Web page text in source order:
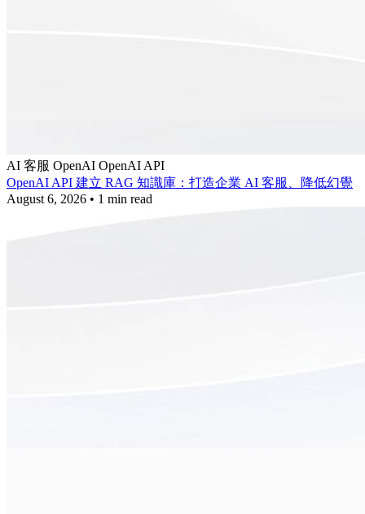
AI 客服 OpenAI OpenAI API
OpenAI API 建立 RAG 知識庫：打造企業 AI 客服、降低幻覺
August 6, 2026 • 1 min read